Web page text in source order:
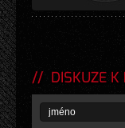
DISKUZE K